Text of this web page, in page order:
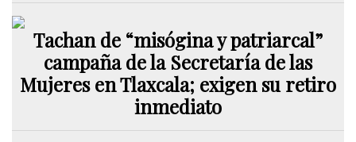
Tachan de “misógina y patriarcal”
campaña de la Secretaría de las
Mujeres en Tlaxcala; exigen su retiro
inmediato